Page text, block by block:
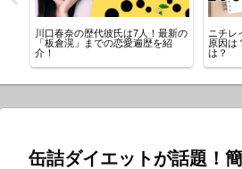
川口春奈の歴代彼氏は7人！最新の
「板倉滉」までの恋愛遍歴を紹
介！
ニチレ
原因は
は？
缶詰ダイエットが話題！